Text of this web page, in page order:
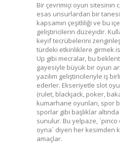
Bir çevrimiçi oyun sitesinin
esas unsurlardan bir
kapsamın çeşitliliği ve bu
geliştiricilerin düzeyidir.
keyif tecrübelerini
türdeki etkinliklere girmek
Up gibi mecralar, bu
gayesiyle büyük bir oyun
yazılım geliştiricileriyle iş
ederler. Ekseriyetle slot
(rulet, blackjack, poker,
kumarhane oyunları, spor
sporlar gibi başlıklar altında
sunulur. Bu yelpaze,
oyna` diyen her kesimden
amaçlar.